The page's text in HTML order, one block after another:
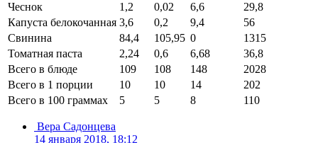
Чеснок
1,2 0,02 6,6
29,8
Капуста белокочанная 3,6 0,2 9,4
56
Свинина
84,4 105,95 0
1315
Томатная паста
2,24 0,6 6,68
36,8
Всего в блюде
109 108 148
2028
Всего в 1 порции
10 10 14
202
Всего в 100 граммах
5 5 8 110
Вера Садонцева
14 января 2018, 18:12